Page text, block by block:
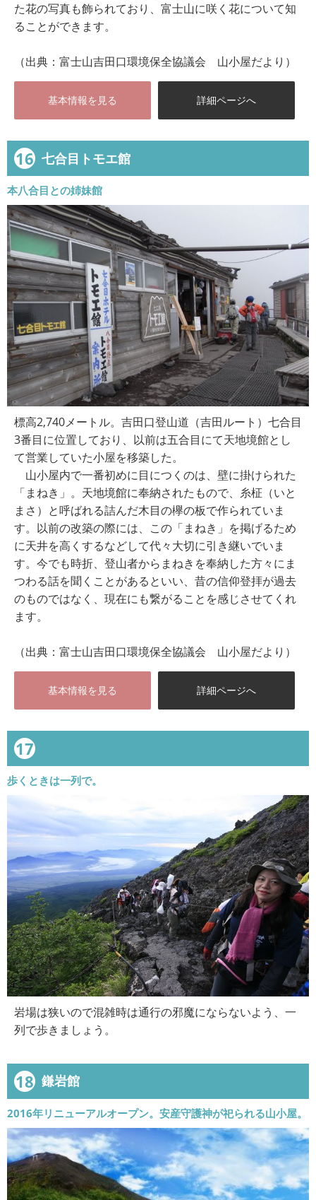
た花の写真も飾られており、富士山に咲く花について知
ることができます。
（出典：富士山吉田口環境保全協議会 山小屋だより）
基本情報を見る 詳細ページへ
16 七合目トモエ館
本八合目との姉妹館
標高2,740メートル。吉田口登山道（吉田ルート）七合目
3番目に位置しており、以前は五合目にて天地境館とし
て営業していた小屋を移築した。
山小屋内で一番初めに目につくのは、壁に掛けられた
「まねき」。天地境館に奉納されたもので、糸柾（いと
まさ）と呼ばれる詰んだ木目の欅の板で作られていま
す。以前の改築の際には、この「まねき」を掲げるため
に天井を高くするなどして代々大切に引き継いでいま
す。今でも時折、登山者からまねきを奉納した方々にま
つわる話を聞くことがあるといい、昔の信仰登拝が過去
のものではなく、現在にも繋がることを感じさせてくれ
ます。
（出典：富士山吉田口環境保全協議会 山小屋だより）
基本情報を見る 詳細ページへ
17
歩くときは一列で。
岩場は狭いので混雑時は通行の邪魔にならないよう、一
列で歩きましょう。
18 鎌岩館
2016年リニューアルオープン。安産守護神が祀られる山小屋。